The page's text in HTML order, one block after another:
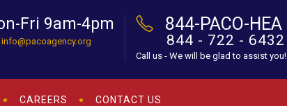
Fri 9am-4pm
info@pacoagency.org
844-PACO-HEA
844 - 722 - 6432
Call us - We will be glad to assist you!
CAREERS CONTACT US